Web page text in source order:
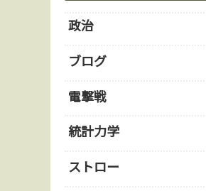
政治
ブログ
電撃戦
統計力学
ストロー